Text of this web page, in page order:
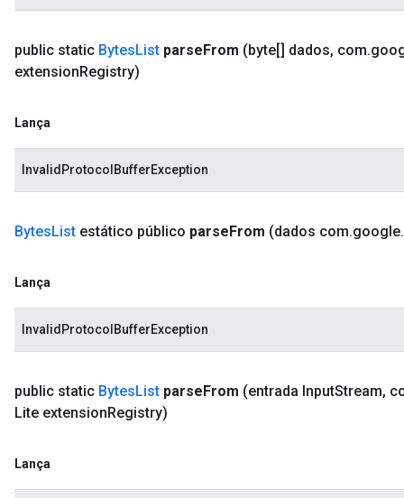
public static BytesList parseFrom (byte[] dados, com.
extensionRegistry)
Lança
InvalidProtocolBufferException
BytesList estático público parseFrom (dados com.google.
Lança
InvalidProtocolBufferException
public static BytesList parseFrom (entrada InputStream,
Lite extensionRegistry)
Lança